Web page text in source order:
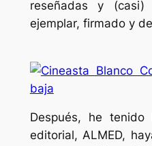
reseñadas y
ejemplar, firmado y
Después, he
editorial, ALMED,